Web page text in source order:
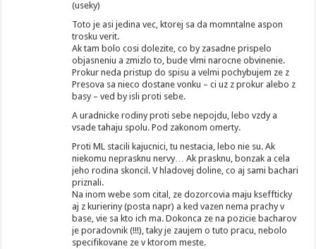
(useky)
Toto je asi jedina vec, ktorej sa da momntalne aspon
trosku verit.
Ak tam bolo cosi dolezite, co by zasadne prispelo
objasneniu a zmizlo to, bude vlmi narocne obvinenie.
Prokur neda pristup do spisu a velmi pochybujem ze z
Presova sa nieco dostane vonku – ci uz z prokur alebo z
basy – ved by isli proti sebe.
A uradnicke rodiny proti sebe nepojdu, lebo vzdy a
vsade tahaju spolu. Pod zakonom omerty.
Proti ML stacili kajucnici, tu nestacia, lebo nie su. Ak
niekomu neprasknu nervy… Ak prasknu, bonzak a cela
jeho rodina skoncil. V hladovej doline, co aj sami bachari
priznali.
Na inom webe som cital, ze dozorcovia maju kseffticky
aj z kurieriny (posta napr) a ked vazen nema prachy v
base, vie sa kto ich ma. Dokonca ze na pozicie bacharov
je poradovnik (!!!), taky je zaujem o tuto pracu, nebolo
specifikovane ze v ktorom meste.